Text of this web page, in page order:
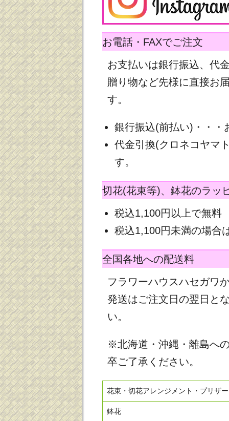
お電話・FAXでご注文
お支払いは銀行振込、代
贈り物など先様に直接お
す。
銀行振込(前払い)・・・
代金引換(クロネコヤマ
す。
切花(花束等)、鉢花のラッ
税込1,100円以上で無料
税込1,100円未満の場合
全国各地への配送料
フラワーハウスハセガワ
発送はご注文日の翌日と
い。
※北海道・沖縄・離島へ
卒ご了承ください。
花束・切花アレンジメント・プリザ
鉢花